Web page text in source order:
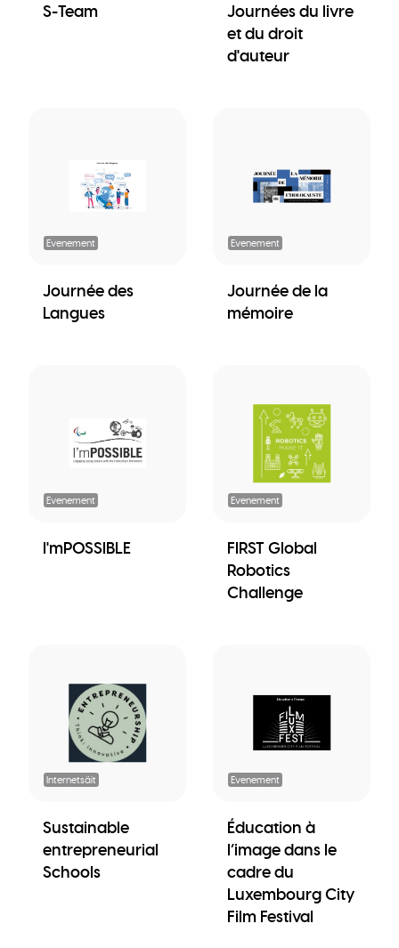
S-Team
Journées du livre
et du droit
d'auteur
Evenement
Journée des
Langues
Evenement
Journée de la
mémoire
Evenement
I'mPOSSIBLE
Evenement
FIRST Global
Robotics
Challenge
Internetsäit
Sustainable
entrepreneurial
Schools
Evenement
Éducation à
l’image dans le
cadre du
Luxembourg City
Film Festival